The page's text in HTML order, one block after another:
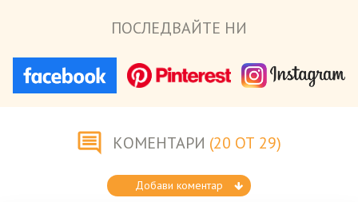
ПОСЛЕДВАЙТЕ НИ
КОМЕНТАРИ (20 ОТ 29)
Добави коментар